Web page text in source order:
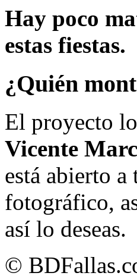
Hay poco
estas fiestas.
¿Quién
El proyecto
Vicente
está abierto
fotográfico,
así lo deseas.
©